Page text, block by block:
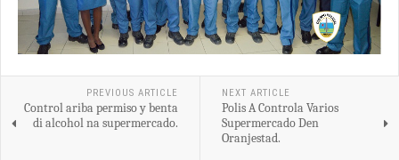
PREVIOUS ARTICLE
Control ariba permiso y benta
di alcohol na supermercado.
NEXT ARTICLE
Polis A Controla Varios
Supermercado Den
Oranjestad.